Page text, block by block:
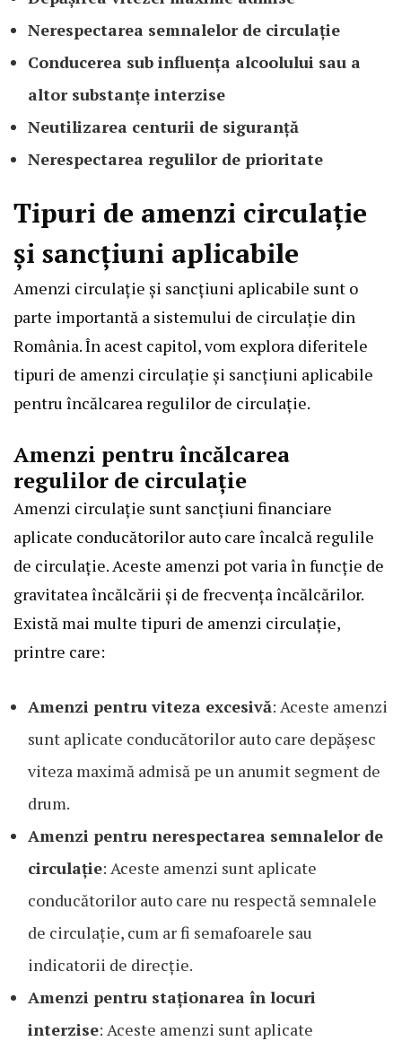
Nerespectarea semnalelor de circulație
Conducerea sub influența alcoolului sau a
altor substanțe interzise
Neutilizarea centurii de siguranță
Nerespectarea regulilor de prioritate
Tipuri de amenzi circulație
și sancțiuni aplicabile
Amenzi circulație și sancțiuni aplicabile sunt o
parte importantă a sistemului de circulație din
România. În acest capitol, vom explora diferitele
tipuri de amenzi circulație și sancțiuni aplicabile
pentru încălcarea regulilor de circulație.
Amenzi pentru încălcarea
regulilor de circulație
Amenzi circulație sunt sancțiuni financiare
aplicate conducătorilor auto care încalcă regulile
de circulație. Aceste amenzi pot varia în funcție de
gravitatea încălcării și de frecvența încălcărilor.
Există mai multe tipuri de amenzi circulație,
printre care:
Amenzi pentru viteza excesivă: Aceste amenzi
sunt aplicate conducătorilor auto care depășesc
viteza maximă admisă pe un anumit segment de
drum.
Amenzi pentru nerespectarea semnalelor de
circulație: Aceste amenzi sunt aplicate
conducătorilor auto care nu respectă semnalele
de circulație, cum ar fi semafoarele sau
indicatorii de direcție.
Amenzi pentru staționarea în locuri
interzise: Aceste amenzi sunt aplicate